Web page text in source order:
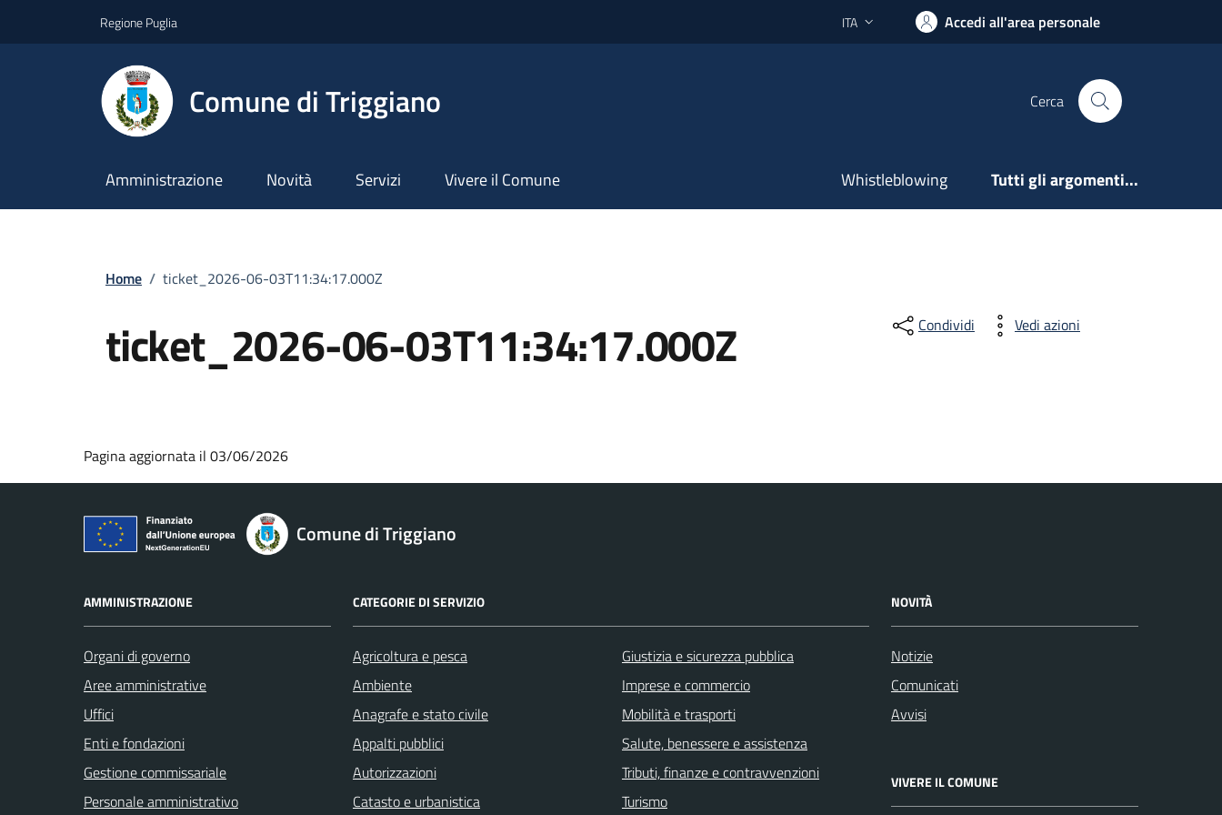
Regione Puglia Lingua attiva:
ITA Accedi all'area personale
Comune di Triggiano Cerca
Amministrazione Novità Servizi Vivere il Comune Whistleblowing Tutti gli argomenti...
Home / ticket_2026-06-03T11:34:17.000Z
ticket_2026-06-03T11:34:17.000Z Condividi Vedi azioni
Pagina aggiornata il 03/06/2026
Comune di Triggiano
AMMINISTRAZIONE
Organi di governo
Aree amministrative
Uffici
Enti e fondazioni
Gestione commissariale
Personale amministrativo
CATEGORIE DI SERVIZIO
Agricoltura e pesca
Ambiente
Anagrafe e stato civile
Appalti pubblici
Autorizzazioni
Catasto e urbanistica
Giustizia e sicurezza pubblica
Imprese e commercio
Mobilità e trasporti
Salute, benessere e assistenza
Tributi, finanze e contravvenzioni
Turismo
NOVITÀ
Notizie
Comunicati
Avvisi
VIVERE IL COMUNE